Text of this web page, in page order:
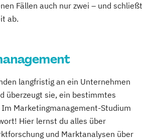
Fällen auch nur zwei – und schließt
ab.
langfristig an ein Unternehmen
überzeugt sie, ein bestimmtes
Marketingmanagement-Studium
Hier lernst du alles über
und Marktanalysen über